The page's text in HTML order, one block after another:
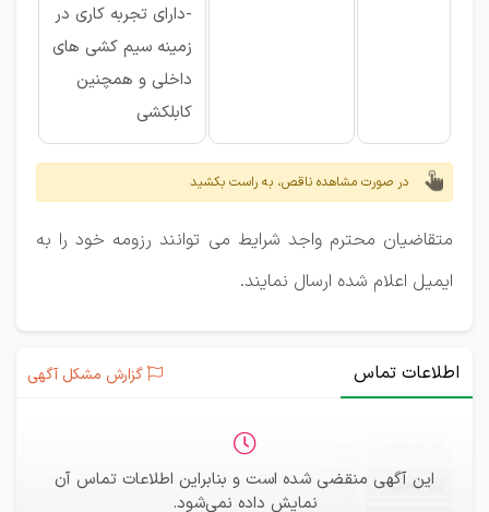
-دارای تجربه کاری در
زمینه سیم کشی های
داخلی و همچنین
کابلکشی
در صورت مشاهده ناقص، به راست بکشید
متقاضیان محترم واجد شرایط می توانند رزومه خود را به
ایمیل اعلام شده ارسال نمایند.
اطلاعات تماس گزارش مشکل آگهی
این آگهی منقضی شده است و بنابراین اطلاعات تماس آن
نمایش داده نمی‌شود.
ایمیل —